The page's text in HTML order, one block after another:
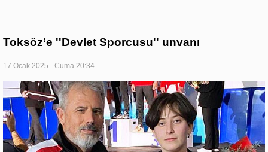
Toksöz’e ''Devlet Sporcusu'' unvanı
17 Ocak 2025 - Cuma 20:34